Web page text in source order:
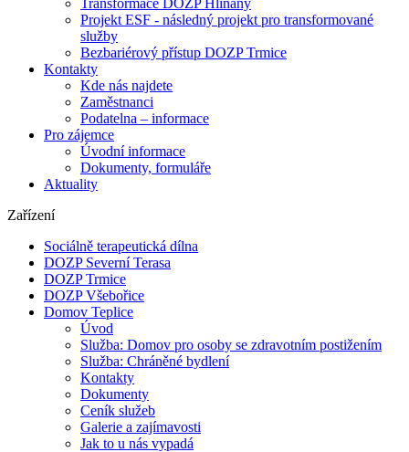
Transformace DOZP Hliňany
Projekt ESF - následný projekt pro transformované
služby
Bezbariérový přístup DOZP Trmice
Kontakty
Kde nás najdete
Zaměstnanci
Podatelna – informace
Pro zájemce
Úvodní informace
Dokumenty, formuláře
Aktuality
Zařízení
Sociálně terapeutická dílna
DOZP Severní Terasa
DOZP Trmice
DOZP Všebořice
Domov Teplice
Úvod
Služba: Domov pro osoby se zdravotním postižením
Služba: Chráněné bydlení
Kontakty
Dokumenty
Ceník služeb
Galerie a zajímavosti
Jak to u nás vypadá